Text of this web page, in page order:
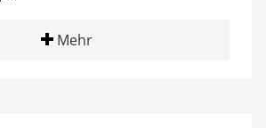
Mehr